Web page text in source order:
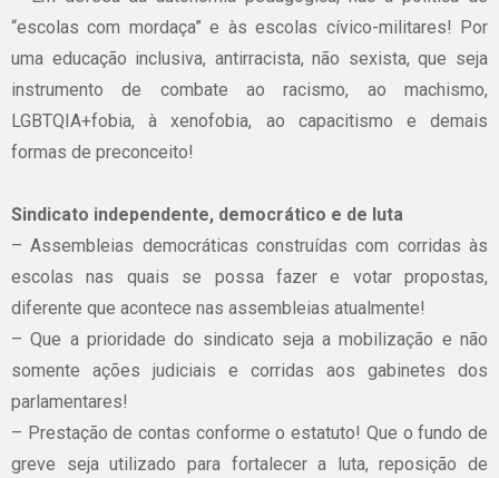
“escolas com mordaça” e às escolas cívico-militares! Por
uma educação inclusiva, antirracista, não sexista, que seja
instrumento de combate ao racismo, ao machismo,
LGBTQIA+fobia, à xenofobia, ao capacitismo e demais
formas de preconceito!
Sindicato independente, democrático e de luta
– Assembleias democráticas construídas com corridas às
escolas nas quais se possa fazer e votar propostas,
diferente que acontece nas assembleias atualmente!
– Que a prioridade do sindicato seja a mobilização e não
somente ações judiciais e corridas aos gabinetes dos
parlamentares!
– Prestação de contas conforme o estatuto! Que o fundo de
greve seja utilizado para fortalecer a luta, reposição de